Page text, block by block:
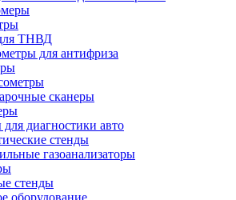
ТНВД
для антифриза
сканеры
диагностики авто
стенды
газоанализаторы
стенды
оборудование